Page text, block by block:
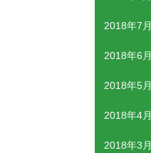
2018年7月
2018年6月
2018年5月
2018年4月
2018年3月